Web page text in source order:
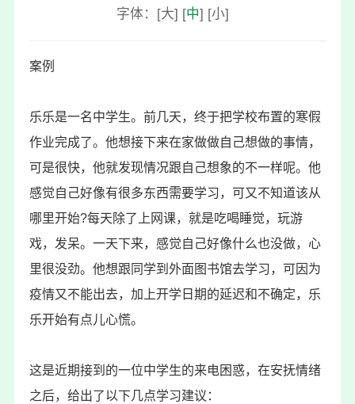
字体： [大] [中] [小]
案例
乐乐是一名中学生。前几天，终于把学校布置的寒假
作业完成了。他想接下来在家做做自己想做的事情，
可是很快，他就发现情况跟自己想象的不一样呢。他
感觉自己好像有很多东西需要学习，可又不知道该从
哪里开始?每天除了上网课，就是吃喝睡觉，玩游
戏，发呆。一天下来，感觉自己好像什么也没做，心
里很没劲。他想跟同学到外面图书馆去学习，可因为
疫情又不能出去，加上开学日期的延迟和不确定，乐
乐开始有点儿心慌。
这是近期接到的一位中学生的来电困惑，在安抚情绪
之后，给出了以下几点学习建议：